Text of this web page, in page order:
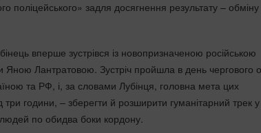
поліцейського» задля досягнення результату – обміну
вперше зустрівся із новопризначеною російською
Лантратовою. Зустріч пройшла в день чергового
та РФ, і, за словами Лубінця, головна мета цих
три години, – зберегти й розширити гуманітарний трек у
по обидва боки кордону.